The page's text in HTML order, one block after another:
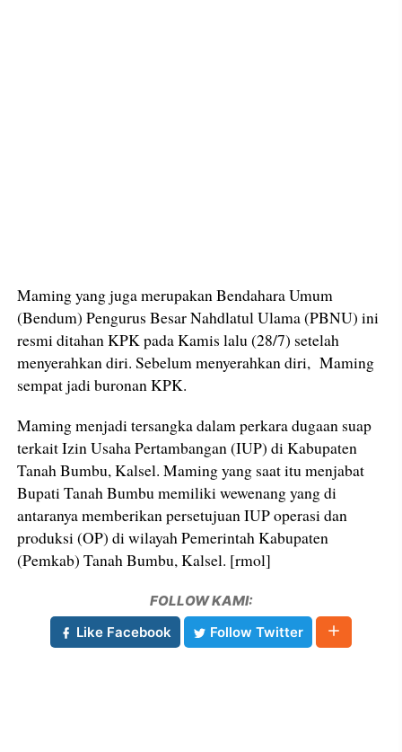
Maming yang juga merupakan Bendahara Umum
(Bendum) Pengurus Besar Nahdlatul Ulama (PBNU) ini
resmi ditahan KPK pada Kamis lalu (28/7) setelah
menyerahkan diri. Sebelum menyerahkan diri, Maming
sempat jadi buronan KPK.
Maming menjadi tersangka dalam perkara dugaan suap
terkait Izin Usaha Pertambangan (IUP) di Kabupaten
Tanah Bumbu, Kalsel. Maming yang saat itu menjabat
Bupati Tanah Bumbu memiliki wewenang yang di
antaranya memberikan persetujuan IUP operasi dan
produksi (OP) di wilayah Pemerintah Kabupaten
(Pemkab) Tanah Bumbu, Kalsel. [rmol]
FOLLOW KAMI:
Like Facebook
Follow Twitter